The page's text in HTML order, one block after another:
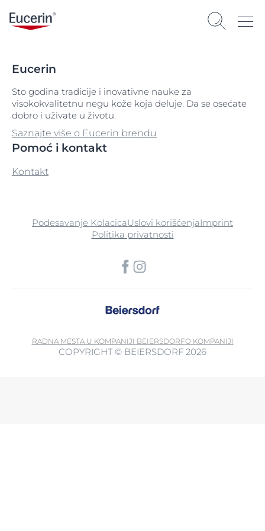
Eucerin
Sto godina tradicije i inovativne nauke za
visokokvalitetnu negu kože koja deluje. Da se osećate
dobro i uživate u životu.
Saznajte više o Eucerin brendu
Pomoć i kontakt
Kontakt
Podesavanje KolacicaUslovi korišćenjaImprint
Politika privatnosti
RADNA MESTA U KOMPANIJI BEIERSDORFO KOMPANIJI
COPYRIGHT © BEIERSDORF 2026